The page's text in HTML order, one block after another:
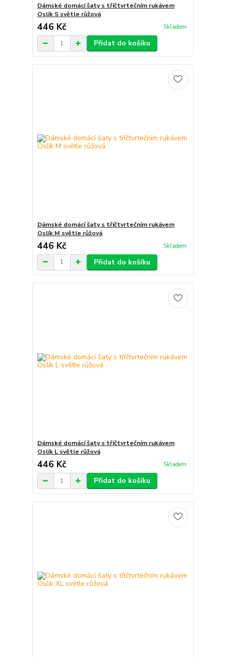
Dámské domácí šaty s tříčtvrtečním rukávem
Oslík S světle růžová
446 Kč Skladem
Přidat do košíku
Dámské domácí šaty s tříčtvrtečním rukávem
Oslík M světle růžová
446 Kč Skladem
Přidat do košíku
Dámské domácí šaty s tříčtvrtečním rukávem
Oslík L světle růžová
446 Kč Skladem
Přidat do košíku